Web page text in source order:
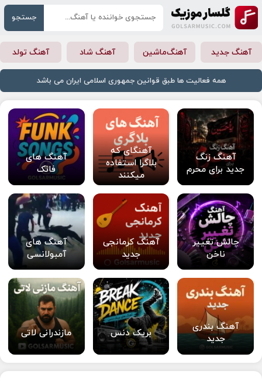
جستجو
آهنگ جدید آهنگ‌ماشین آهنگ شاد آهنگ تولد
همه فعالیت ها طبق قوانین جمهوری اسلامی ایران می باشد
آهنگ زنگ
جدید برای محرم
آهنگای که
بلاگرا استفاده
میکنند
آهنگ های
فانک
چالش تغییر
ناخن
آهنگ کرمانجی
جدید
آهنگ های
آمبولانسی
آهنگ بندری
جدید
بریک دنس مازندرانی لاتی